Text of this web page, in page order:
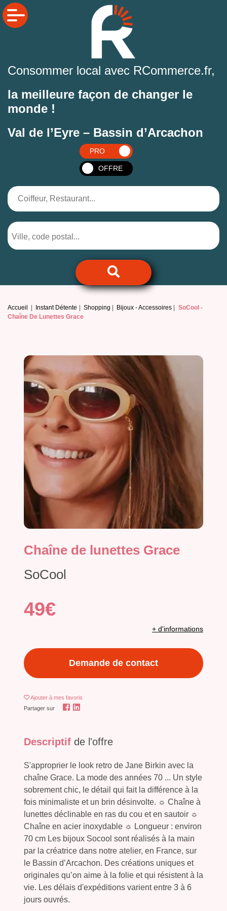
Consommer local avec RCommerce.fr,
la meilleure façon de changer le
monde !
Val de l’Eyre – Bassin d’Arcachon
PRO
OFFRE
Accueil Instant Détente Shopping Bijoux - Accessoires
SoCool -
Chaîne De Lunettes Grace
Chaîne de lunettes Grace
SoCool
49€
+ d'informations
Demande de contact
Ajouter à mes favoris
Partager sur
Descriptif de l'offre
S'approprier le look retro de Jane Birkin avec la
chaîne Grace. La mode des années 70 ... Un style
sobrement chic, le détail qui fait la différence à la
fois minimaliste et un brin désinvolte. ☼ Chaîne à
lunettes déclinable en ras du cou et en sautoir ☼
Chaîne en acier inoxydable ☼ Longueur : environ
70 cm Les bijoux Socool sont réalisés à la main
par la créatrice dans notre atelier, en France, sur
le Bassin d’Arcachon. Des créations uniques et
originales qu’on aime à la folie et qui résistent à la
vie. Les délais d'expéditions varient entre 3 à 6
jours ouvrés.